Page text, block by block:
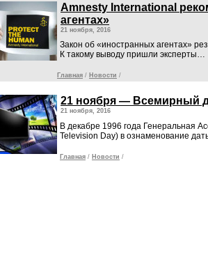
Amnesty International
агентах»
21 ноября, 2016
Закон об «иностранных агентах»
К такому выводу пришли эксперты…
Главная / Новости /
21 ноября — Всемирный
21 ноября, 2016
В декабре 1996 года Генеральная
Television Day) в ознаменование
Главная / Новости /